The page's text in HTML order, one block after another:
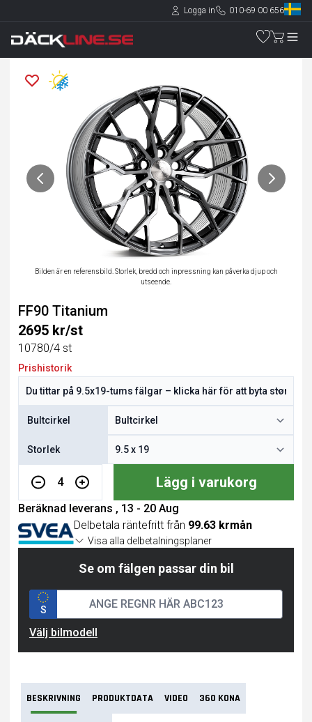
Logga in 010-69 00 656
Bilden är en referensbild. Storlek, bredd och inpressning kan påverka djup och
utseende.
FF90 Titanium
2695 kr/st
10780/4 st
Prishistorik
Bultcirkel
Storlek
4 Lägg i varukorg
Beräknad leverans , 13 - 20 Aug
Delbetala räntefritt från 99.63 krmån
Visa alla delbetalningsplaner
Se om fälgen passar din bil
S
Välj bilmodell
BESKRIVNING PRODUKTDATA VIDEO 360 KONA